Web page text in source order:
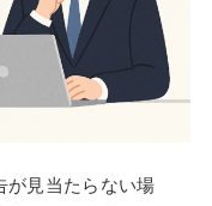
が見当たらない場